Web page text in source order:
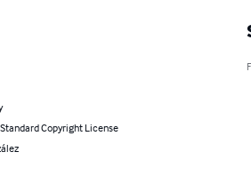
Copyright License